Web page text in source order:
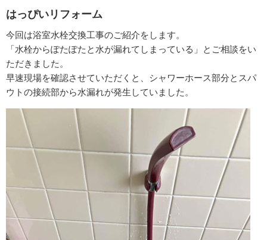
はっぴいリフォーム
今回は浴室水栓交換工事のご紹介をします。
「水栓からぽたぽたと水が漏れてしまっている」とご相談をい
ただきました。
早速現場を確認させていただくと、シャワーホース部分とスパ
ウトの接続部から水漏れが発生していました。